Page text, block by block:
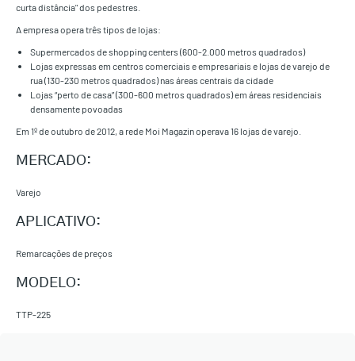
curta distância" dos pedestres.
A empresa opera três tipos de lojas:
Supermercados de shopping centers (600-2.000 metros quadrados)
Lojas expressas em centros comerciais e empresariais e lojas de varejo de
rua (130-230 metros quadrados) nas áreas centrais da cidade
Lojas “perto de casa” (300-600 metros quadrados) em áreas residenciais
densamente povoadas
Em 1º de outubro de 2012, a rede Moi Magazin operava 16 lojas de varejo.
MERCADO:
Varejo
APLICATIVO:
Remarcações de preços
MODELO:
TTP-225